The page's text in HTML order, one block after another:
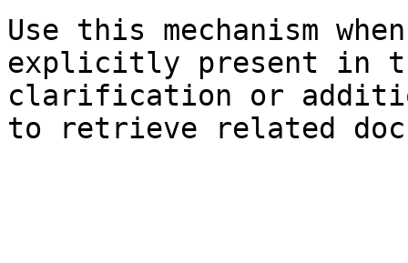
Use this mechanism
explicitly present in
clarification or